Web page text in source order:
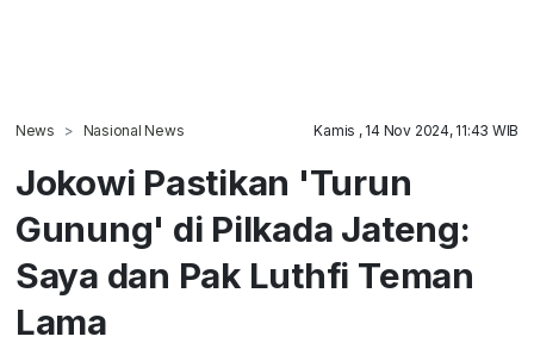
News Nasional News Kamis , 14 Nov 2024, 11:43 WIB
Jokowi Pastikan 'Turun
Gunung' di Pilkada Jateng:
Saya dan Pak Luthfi Teman
Lama